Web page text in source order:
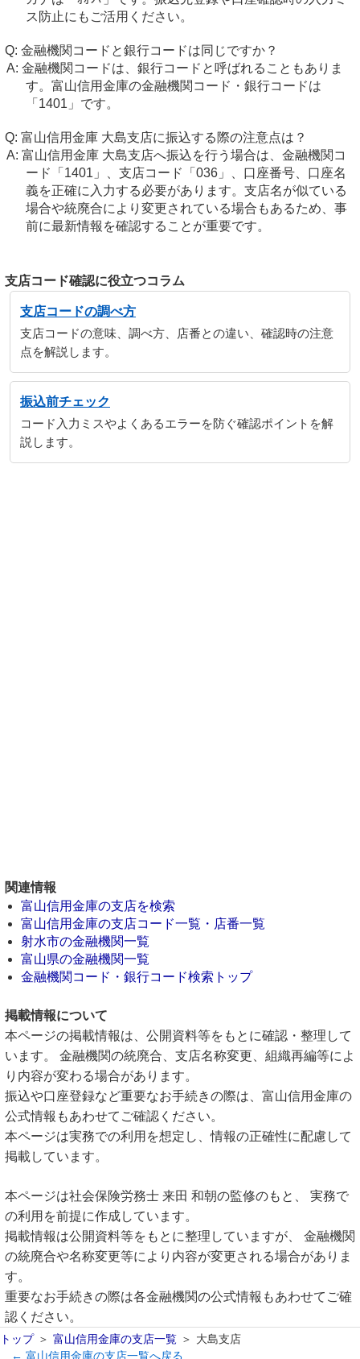
ス防止にもご活用ください。
金融機関コードと銀行コードは同じですか？
金融機関コードは、銀行コードと呼ばれることもありま
す。富山信用金庫の金融機関コード・銀行コードは
「1401」です。
富山信用金庫 大島支店に振込する際の注意点は？
富山信用金庫 大島支店へ振込を行う場合は、金融機関コ
ード「1401」、支店コード「036」、口座番号、口座名
義を正確に入力する必要があります。支店名が似ている
場合や統廃合により変更されている場合もあるため、事
前に最新情報を確認することが重要です。
支店コード確認に役立つコラム
支店コードの調べ方
支店コードの意味、調べ方、店番との違い、確認時の注意
点を解説します。
振込前チェック
コード入力ミスやよくあるエラーを防ぐ確認ポイントを解
説します。
関連情報
富山信用金庫の支店を検索
富山信用金庫の支店コード一覧・店番一覧
射水市の金融機関一覧
富山県の金融機関一覧
金融機関コード・銀行コード検索トップ
掲載情報について
本ページの掲載情報は、公開資料等をもとに確認・整理して
います。 金融機関の統廃合、支店名称変更、組織再編等によ
り内容が変わる場合があります。
振込や口座登録など重要なお手続きの際は、富山信用金庫の
公式情報もあわせてご確認ください。
本ページは実務での利用を想定し、情報の正確性に配慮して
掲載しています。
本ページは社会保険労務士 来田 和朝の監修のもと、 実務で
の利用を前提に作成しています。
掲載情報は公開資料等をもとに整理していますが、 金融機関
の統廃合や名称変更等により内容が変更される場合がありま
す。
重要なお手続きの際は各金融機関の公式情報もあわせてご確
認ください。
トップ 富山信用金庫の支店一覧
大島支店
← 富山信用金庫の支店一覧へ戻る